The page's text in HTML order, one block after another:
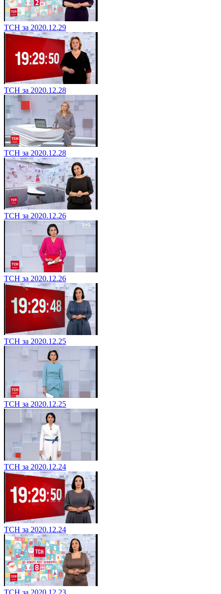
ТСН за 2020.12.29
ТСН за 2020.12.28
ТСН за 2020.12.28
ТСН за 2020.12.26
ТСН за 2020.12.26
ТСН за 2020.12.25
ТСН за 2020.12.25
ТСН за 2020.12.24
ТСН за 2020.12.24
ТСН за 2020.12.23